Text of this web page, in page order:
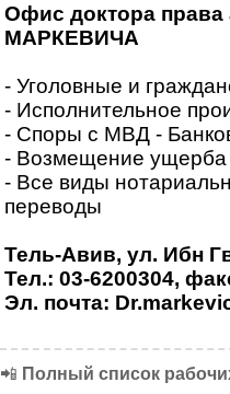
Офис доктора
МАРКЕВИЧА
- Уголовные и
- Исполнительное
- Споры с МВД -
- Возмещение ущерба
- Все виды
переводы
Тель-Авив, ул. Ибн
Тел.: 03-6200304,
Эл. почта:
📲 Полный список